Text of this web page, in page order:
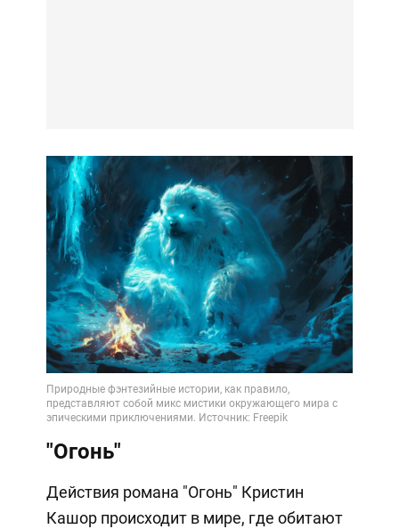
"Огонь"
Действия романа "Огонь" Кристин
Кашор происходит в мире, где обитают